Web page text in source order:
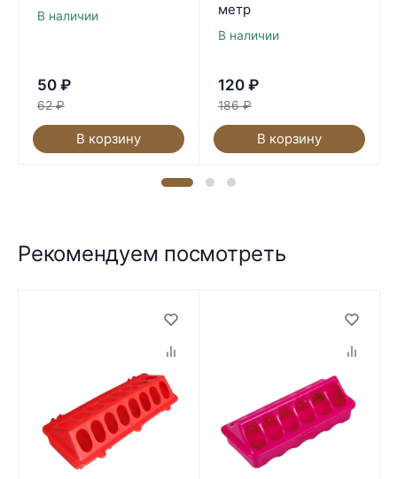
В наличии
50 ₽
62 ₽
В корзину
метр
В наличии
120 ₽
186 ₽
В корзину
Рекомендуем посмотреть